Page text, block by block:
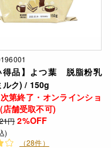
得品】よつ葉 脱脂粉乳
ルク) / 150g
第終了・オンラインショ
店舗受取不可)
円 2%OFF
)
（28件）